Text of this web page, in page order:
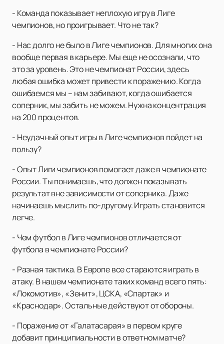
- Команда показывает неплохую игру в Лиге
чемпионов, но проигрывает. Что не так?
- Нас долго не было в Лиге чемпионов. Для многих она
вообще первая в карьере. Мы еще не осознали, что
это за уровень. Это не чемпионат России, здесь
любая ошибка может привести к поражению. Когда
ошибаемся мы – нам забивают, когда ошибается
соперник, мы забить не можем. Нужна концентрация
на 200 процентов.
- Неудачный опыт игры в Лиге чемпионов пойдет на
пользу?
- Опыт Лиги чемпионов помогает даже в чемпионате
России. Ты понимаешь, что должен показывать
результат вне зависимости от соперника. Даже
начинаешь мыслить по-другому. Играть становится
легче.
- Чем футбол в Лиге чемпионов отличается от
футбола в чемпионате России?
- Разная тактика. В Европе все стараются играть в
атаку. В нашем чемпионате таких команд всего пять:
«Локомотив», «Зенит», ЦСКА, «Спартак» и
«Краснодар». Остальные действуют от обороны.
- Поражение от «Галатасарая» в первом круге
добавит принципиальности в ответном матче?